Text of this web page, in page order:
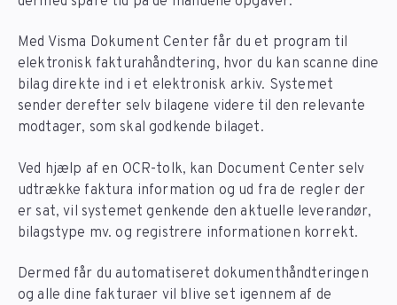
Med Visma Dokument Center får du et program til
elektronisk fakturahåndtering, hvor du kan scanne dine
bilag direkte ind i et elektronisk arkiv. Systemet
sender derefter selv bilagene videre til den relevante
modtager, som skal godkende bilaget.
Ved hjælp af en OCR-tolk, kan Document Center selv
udtrække faktura information og ud fra de regler der
er sat, vil systemet genkende den aktuelle leverandør,
bilagstype mv. og registrere informationen korrekt.
Dermed får du automatiseret dokumenthåndteringen
og alle dine fakturaer vil blive set igennem af de